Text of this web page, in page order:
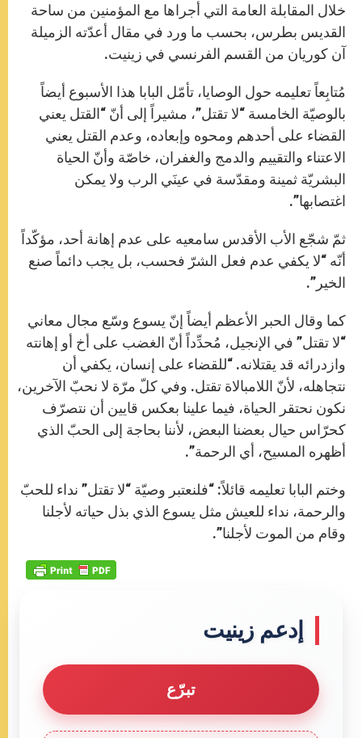
خلال المقابلة العامة التي أجراها مع المؤمنين من ساحة
القديس بطرس، بحسب ما ورد في مقال أعدّته الزميلة
آن كوريان من القسم الفرنسي في زينيت.
مُتابِعاً تعليمه حول الوصايا، تأمّل البابا هذا الأسبوع أيضاً
بالوصيّة الخامسة “لا تقتل”، مشيراً إلى أنّ “القتل يعني
القضاء على أحدهم ومحوه وإبعاده، وعدم القتل يعني
الاعتناء والتقييم والدمج والغفران، خاصّة وأنّ الحياة
البشريّة ثمينة ومقدّسة في عينَي الرب ولا يمكن
اغتصابها”.
ثمّ شجّع الأب الأقدس سامعيه على عدم إهانة أحد، مؤكّداً
أنّه “لا يكفي عدم فعل الشرّ فحسب، بل يجب دائماً صنع
الخير”.
كما وقال الحبر الأعظم أيضاً إنّ يسوع وسّع مجال معاني
“لا تقتل” في الإنجيل، مُحدِّداً أنّ الغضب على أخ أو إهانته
وازدرائه قد يقتلانه. “للقضاء على إنسان، يكفي أن
نتجاهله، لأنّ اللامبالاة تقتل. وفي كلّ مرّة لا نحبّ الآخرين،
نكون نحتقر الحياة، فيما علينا بعكس قايين أن نتصرّف
كحرّاس حيال بعضنا البعض، لأننا بحاجة إلى الحبّ الذي
أظهره المسيح، أي الرحمة”.
وختم البابا تعليمه قائلاً: “فلنعتبر وصيّة “لا تقتل” نداء للحبّ
والرحمة، نداء للعيش مثل يسوع الذي بذل حياته لأجلنا
وقام من الموت لأجلنا”.
إدعم زينيت
تبرّع